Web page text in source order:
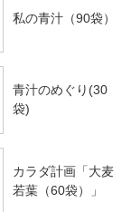
私の青汁（90袋）
青汁のめぐり(30
袋)
カラダ計画「大麦
若葉（60袋）」